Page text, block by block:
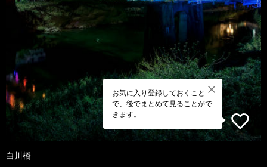
お気に入り登録しておくこと
で、後でまとめて見ることがで
きます。
白川橋